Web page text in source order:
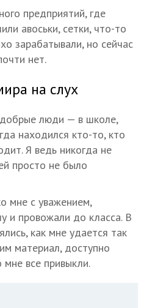
предприятий, где
авоськи, сетки, что-то
зарабатывали, но сейчас
нет.
на слух
люди — в школе,
находился кто-то, кто
Я ведь никогда не
просто не было
мне с уважением,
и провожали до класса. В
как мне удается так
материал, доступно
мне все привыкли.